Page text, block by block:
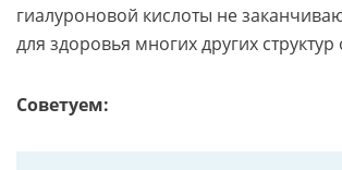
гиалуроновой кислоты не
для здоровья многих других
Советуем: